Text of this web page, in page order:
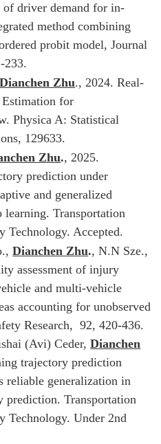
driver demand for in-
method combining
probit model,Journal
233.
Dianchen Zhu., 2024. Real-
for
Physica A: Statistical
, 129633.
Zhu., 2025.
prediction under
and generalized
learning.Transportation
Technology. Accepted.
Dianchen Zhu., N.N Sze.,
assessment of injury
and multi-vehicle
accounting for unobserved
Research, 92, 420-436.
(Avi) Ceder,Dianchen
trajectory prediction
reliable generalization in
prediction.Transportation
Technology. Under 2nd